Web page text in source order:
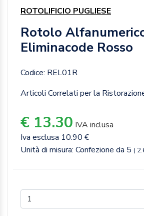
ROTOLIFICIO PUGLIESE
Rotolo
Eliminacode Rosso
Codice: REL01R
Articoli Correlati per la
€ 13.30 IVA inclusa
Iva esclusa 10.90 €
Unità di misura: Confezione da 5 (